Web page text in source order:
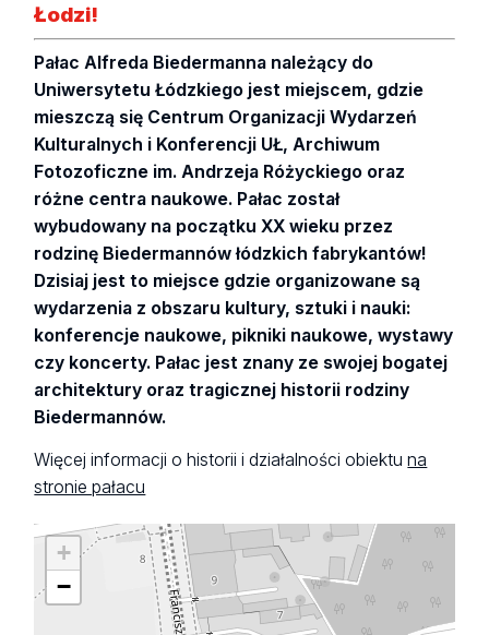
Łodzi!
Pałac Alfreda Biedermanna należący do
Uniwersytetu Łódzkiego jest miejscem, gdzie
mieszczą się Centrum Organizacji Wydarzeń
Kulturalnych i Konferencji UŁ, Archiwum
Fotozoficzne im. Andrzeja Różyckiego oraz
różne centra naukowe. Pałac został
wybudowany na początku XX wieku przez
rodzinę Biedermannów łódzkich fabrykantów!
Dzisiaj jest to miejsce gdzie organizowane są
wydarzenia z obszaru kultury, sztuki i nauki:
konferencje naukowe, pikniki naukowe, wystawy
czy koncerty. Pałac jest znany ze swojej bogatej
architektury oraz tragicznej historii rodziny
Biedermannów.
Więcej informacji o historii i działalności obiektuna
stronie pałacu
+
−